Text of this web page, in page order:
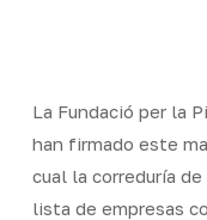
contentLa Fundació per la
han firmado este
cual la correduría
lista de empresas